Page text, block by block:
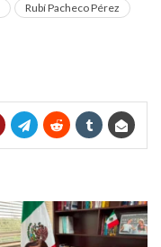
Rubí Pacheco Pérez